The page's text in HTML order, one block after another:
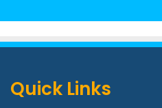
Quick Links